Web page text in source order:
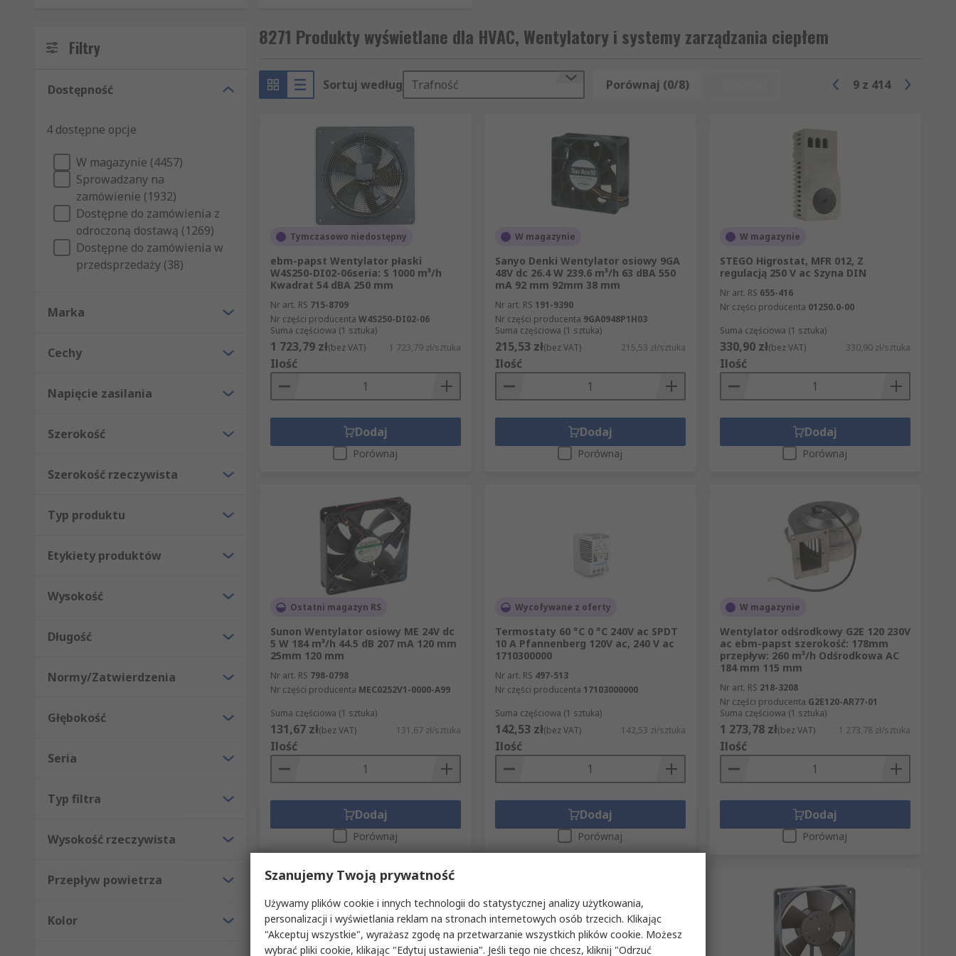
Sprzęt pasywny po prostu przyczepia się do urządzenia lub maszyny i działają poprzez naturalne promieniowanie, konwekcję lub przewodzenie. Należą
do nich radiatory, płyty chłodzące i rury grzewcze.
Metody aktywne wykorzystują inne urządzenie do przyspieszenia chłodzenia, takie jak wentylator lub pompa.
czynnikiem. Przegrzanie jest jedną z głównych przyczyn awarii nowoczesnych urządzeń. Na przykład w nowoczesnych komputerach na ogół stosuje się
zarówno aktywne, jak i pasywne metody chłodzenia z radiatorem i wentylatorem na procesorze, aby zapewnić niezbędne chłodzenie.
W RS posiadamy szeroką gamę rozwiązań HVAC i zarządzania ciepłem, dostosowanych do Twoich potrzeb.
Filtry
Dostępność
4 dostępne opcje
W magazynie (4457)
Sprowadzany na
zamówienie (1932)
Dostępne do zamówienia z
odroczoną dostawą (1269)
Dostępne do zamówienia w
przedsprzedaży (38)
Marka
Cechy
Napięcie zasilania
Szerokość
Szerokość rzeczywista
Typ produktu
Etykiety produktów
Wysokość
Długość
Normy/Zatwierdzenia
Głębokość
Seria
Typ filtra
Wysokość rzeczywista
Przepływ powietrza
Kolor
8271 Produkty wyświetlane dla HVAC, Wentylatory i systemy zarządzania ciepłem
Sortuj według Trafność Porównaj (0/8) 9 z 414
Tymczasowo niedostępny
ebm-papst Wentylator płaski
W4S250-DI02-06seria: S 1000 m³/h
Kwadrat 54 dBA 250 mm
Nr art. RS 715-8709
Nr części producenta W4S250-DI02-06
Suma częściowa (1 sztuka)
1 723,79 zł(bez VAT) 1 723,79 zł/sztuka
Ilość
Dodaj
Porównaj
W magazynie
Sanyo Denki Wentylator osiowy 9GA
48V dc 26.4 W 239.6 m³/h 63 dBA 550
mA 92 mm 92mm 38 mm
Nr art. RS 191-9390
Nr części producenta 9GA0948P1H03
Suma częściowa (1 sztuka)
215,53 zł(bez VAT) 215,53 zł/sztuka
Ilość
Dodaj
Porównaj
W magazynie
STEGO Higrostat, MFR 012, Z
regulacją 250 V ac Szyna DIN
Nr art. RS 655-416
Nr części producenta 01250.0-00
Suma częściowa (1 sztuka)
330,90 zł(bez VAT) 330,90 zł/sztuka
Ilość
Dodaj
Porównaj
Ostatni magazyn RS
Sunon Wentylator osiowy ME 24V dc
5 W 184 m³/h 44.5 dB 207 mA 120 mm
25mm 120 mm
Nr art. RS 798-0798
Nr części producenta MEC0252V1-0000-A99
Suma częściowa (1 sztuka)
131,67 zł(bez VAT) 131,67 zł/sztuka
Ilość
Dodaj
Porównaj
Wycofywane z oferty
Termostaty 60 °C 0 °C 240V ac SPDT
10 A Pfannenberg 120V ac, 240 V ac
1710300000
Nr art. RS 497-513
Nr części producenta 17103000000
Suma częściowa (1 sztuka)
142,53 zł(bez VAT) 142,53 zł/sztuka
Ilość
Dodaj
Porównaj
W magazynie
Wentylator odśrodkowy G2E 120 230V
ac ebm-papst szerokość: 178mm
przepływ: 260 m³/h Odśrodkowa AC
184 mm 115 mm
Nr art. RS 218-3208
Nr części producenta G2E120-AR77-01
Suma częściowa (1 sztuka)
1 273,78 zł(bez VAT) 1 273,78 zł/sztuka
Ilość
Dodaj
Porównaj
Szanujemy Twoją prywatność
Używamy plików cookie i innych technologii do statystycznej analizy użytkowania,
personalizacji i wyświetlania reklam na stronach internetowych osób trzecich. Klikając
"Akceptuj wszystkie", wyrażasz zgodę na przetwarzanie wszystkich plików cookie. Możesz
wybrać pliki cookie, klikając "Edytuj ustawienia". Jeśli tego nie chcesz, kliknij "Odrzuć